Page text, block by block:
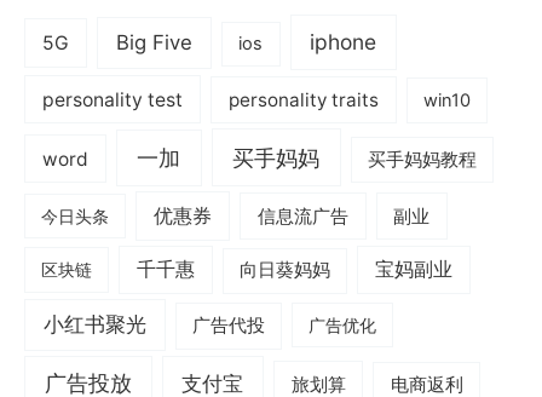
5G Big Five ios iphone
personality test personality traits win10
word 一加 买手妈妈 买手妈妈教程
今日头条 优惠券 信息流广告 副业
区块链 千千惠 向日葵妈妈 宝妈副业
小红书聚光 广告代投 广告优化
广告投放 支付宝 旅划算 电商返利